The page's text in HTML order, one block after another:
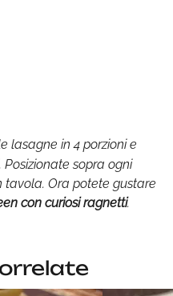
lasagne in 4 porzioni e
sopra ogni
tavola. Ora potete gustare
con curiosi ragnetti.